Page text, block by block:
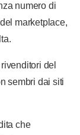
numero di
marketplace,
del
sembri dai siti
che